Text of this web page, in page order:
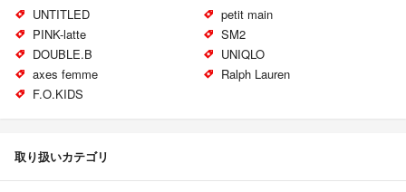
UNTITLED
petit main
PINK-latte
SM2
DOUBLE.B
UNIQLO
axes femme
Ralph Lauren
F.O.KIDS
取り扱いカテゴリ